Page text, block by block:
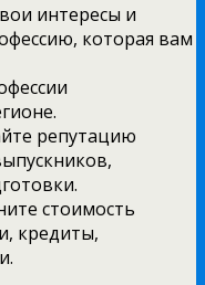
интересы и
которая вам
репутацию
стоимость
кредиты,